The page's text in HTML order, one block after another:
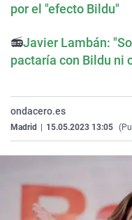
por el "efecto Bildu"
📻Javier Lambán:
pactaría con Bildu ni
ondacero.es
Madrid 15.05.2023 13:05